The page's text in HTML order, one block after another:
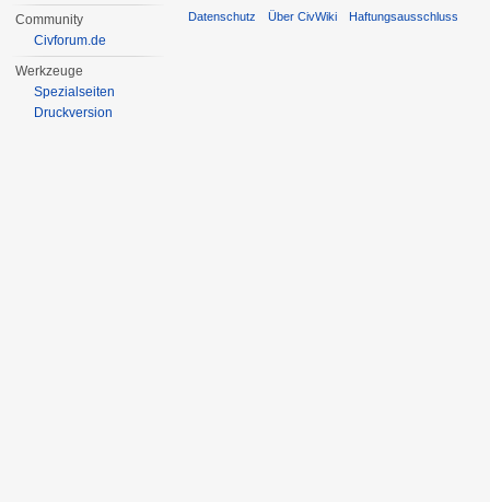
Community
Civforum.de
Werkzeuge
Spezialseiten
Druckversion
Datenschutz Über CivWiki Haftungsausschluss